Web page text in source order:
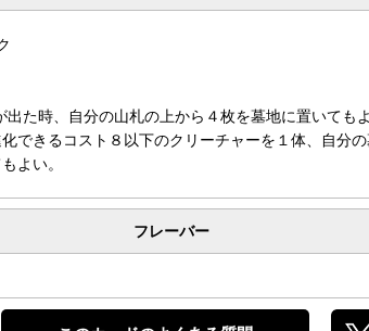
出た時、自分の山札の上から４枚を墓地に置いても
できるコスト８以下のクリーチャーを１体、自分
よい。
フレーバー